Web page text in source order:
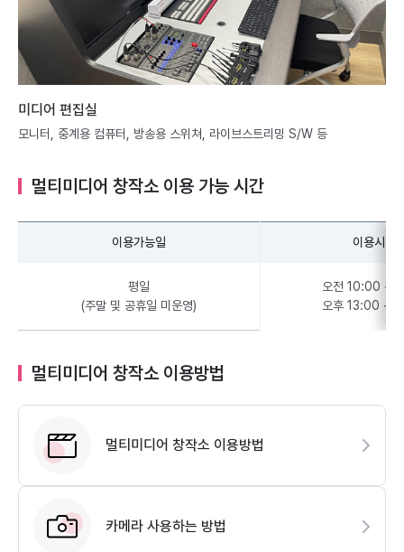
미디어 편집실
모니터, 중계용 컴퓨터, 방송용 스위쳐, 라이브스트리밍 S/W 등
멀티미디어 창작소 이용 가능 시간
이용가능일 이용시간
평일
(주말 및 공휴일 미운영)
오전 10:00 ~
오후 13:00 ~
멀티미디어 창작소 이용방법
멀티미디어 창작소 이용방법
카메라 사용하는 방법